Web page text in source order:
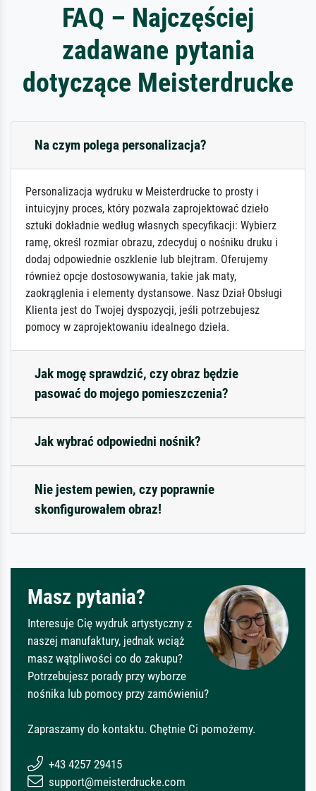
FAQ – Najczęściej
zadawane pytania
dotyczące Meisterdrucke
Na czym polega personalizacja?
Personalizacja wydruku w Meisterdrucke to prosty i
intuicyjny proces, który pozwala zaprojektować dzieło
sztuki dokładnie według własnych specyfikacji: Wybierz
ramę, określ rozmiar obrazu, zdecyduj o nośniku druku i
dodaj odpowiednie oszklenie lub blejtram. Oferujemy
również opcje dostosowywania, takie jak maty,
zaokrąglenia i elementy dystansowe. Nasz Dział Obsługi
Klienta jest do Twojej dyspozycji, jeśli potrzebujesz
pomocy w zaprojektowaniu idealnego dzieła.
Jak mogę sprawdzić, czy obraz będzie
pasować do mojego pomieszczenia?
Jak wybrać odpowiedni nośnik?
Nie jestem pewien, czy poprawnie
skonfigurowałem obraz!
Masz pytania?
Interesuje Cię wydruk artystyczny z
naszej manufaktury, jednak wciąż
masz wątpliwości co do zakupu?
Potrzebujesz porady przy wyborze
nośnika lub pomocy przy zamówieniu?
Zapraszamy do kontaktu. Chętnie Ci pomożemy.
+43 4257 29415
support@meisterdrucke.com